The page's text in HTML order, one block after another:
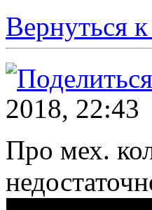
Вернуться
2018, 22:43
Про мех.